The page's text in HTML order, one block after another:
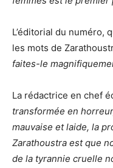
L’éditorial du numéro,
les mots de
faites-le
La rédactrice en chef
transformée en
mauvaise et laide, la
Zarathoustra est que
de la tyrannie cruelle